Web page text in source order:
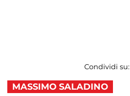
Condividi su:
MASSIMO SALADINO